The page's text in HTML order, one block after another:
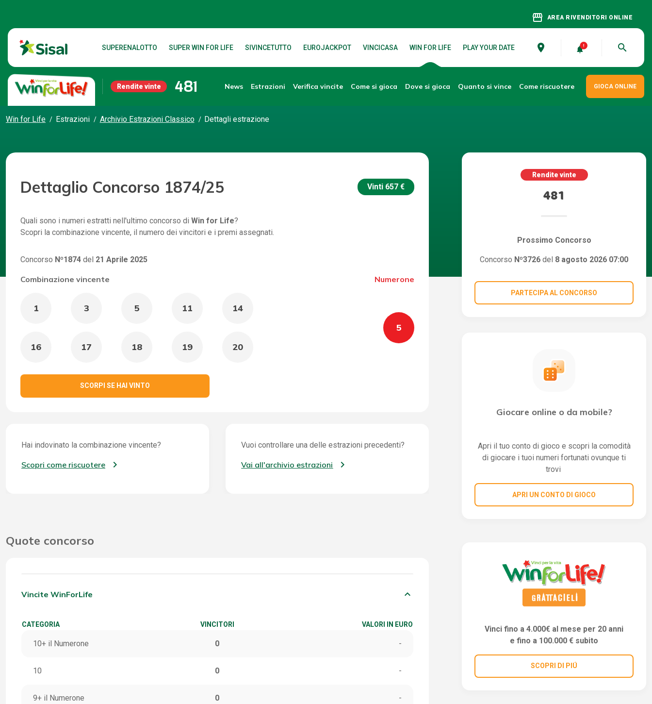
storefront AREA RIVENDITORI ONLINE
SUPERENALOTTO SUPER WIN FOR LIFE SIVINCETUTTO EUROJACKPOT VINCICASA WIN FOR LIFE PLAY YOUR DATE place search
Rendite vinte 481 News Estrazioni Verifica vincite Come si gioca Dove si gioca Quanto si vince Come riscuotere GIOCA ONLINE
Win for Life Estrazioni Archivio Estrazioni Classico Dettagli estrazione
Dettaglio Concorso 1874/25 Vinti 657 €
Quali sono i numeri estratti nell'ultimo concorso di Win for Life?
Scopri la combinazione vincente, il numero dei vincitori e i premi assegnati.
Concorso Nº1874 del 21 Aprile 2025
Combinazione vincente Numerone
1 3 5 11 14
16 17 18 19 20
5
SCORPI SE HAI VINTO
Hai indovinato la combinazione vincente?
Scopri come riscuotere
Vuoi controllare una delle estrazioni precedenti?
Vai all'archivio estrazioni
Quote concorso
Vincite WinForLife keyboard_arrow_down
CATEGORIA VINCITORI VALORI IN EURO
10+ il Numerone 0 -
10 0 -
9+ il Numerone 0 -
Rendite vinte
481
Prossimo Concorso
Concorso Nº3726 del 8 agosto 2026 07:00
PARTECIPA AL CONCORSO
Giocare online o da mobile?
Apri il tuo conto di gioco e scopri la comodità
di giocare i tuoi numeri fortunati ovunque ti
trovi
APRI UN CONTO DI GIOCO
Vinci fino a 4.000€ al mese per 20 anni
e fino a 100.000 € subito
SCOPRI DI PIÚ